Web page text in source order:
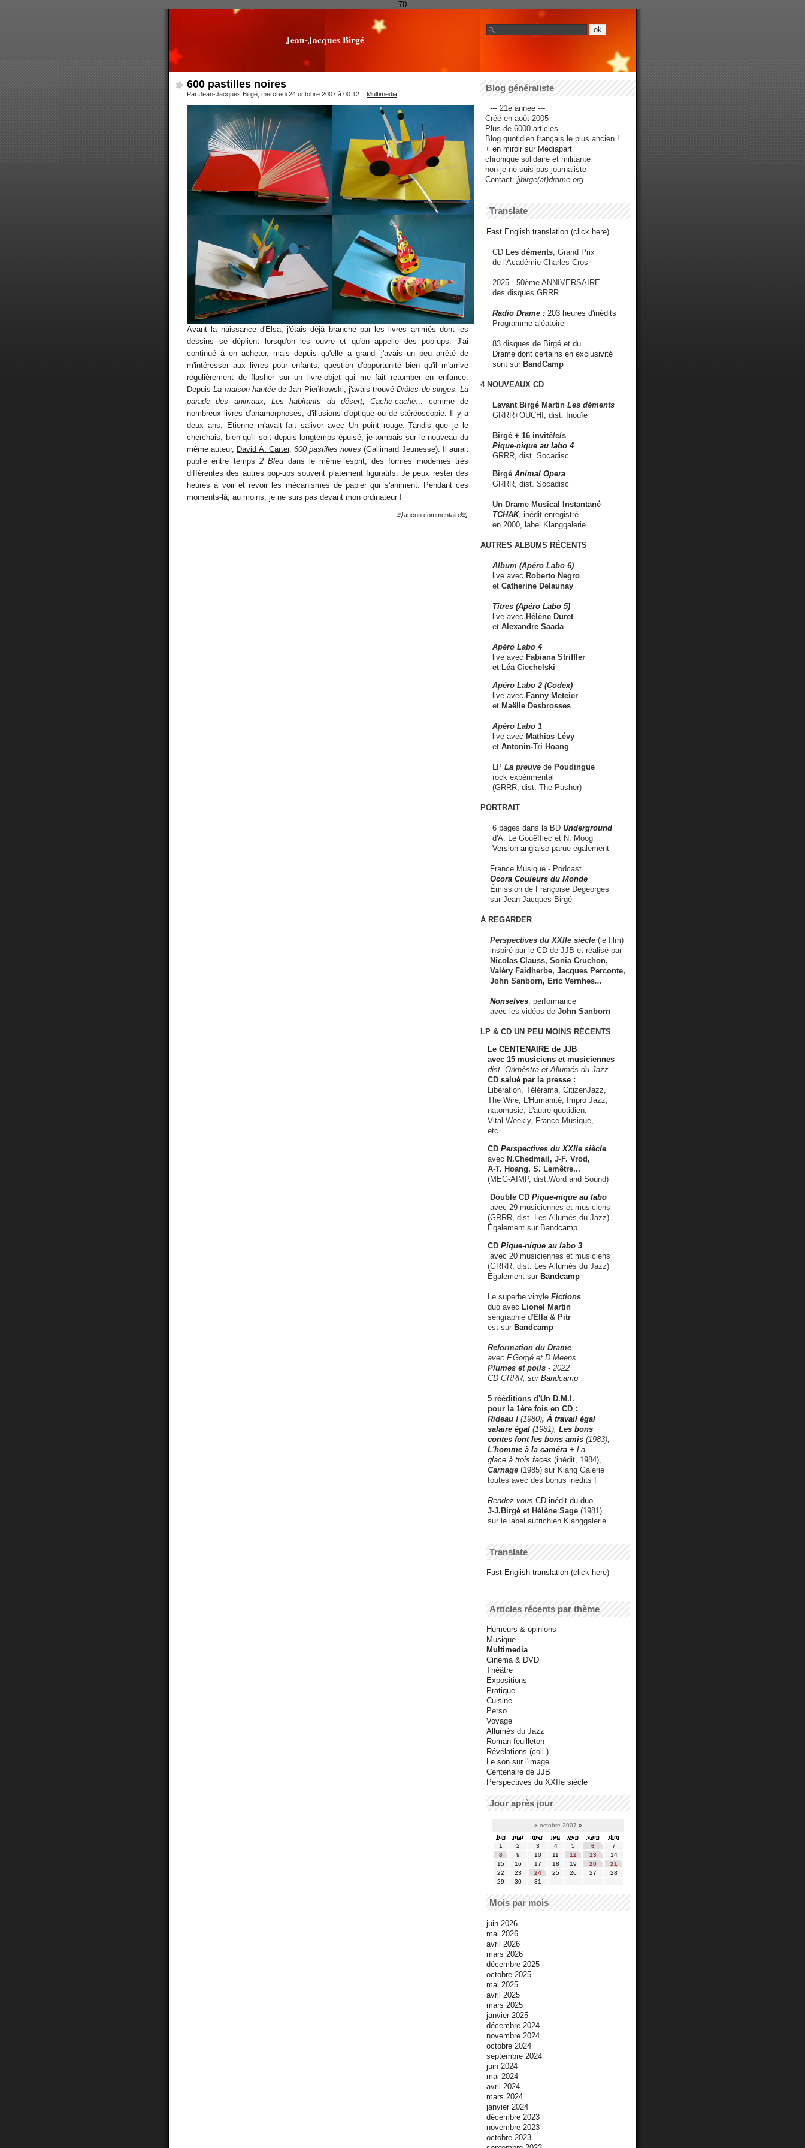
70
Jean-Jacques Birgé
600 pastilles noires
Par Jean-Jacques Birgé, mercredi 24 octobre 2007 à 00:12 :: Multimedia
Avant la naissance d'Elsa, j'étais déjà branché par les livres animés dont les
dessins se déplient lorsqu'on les ouvre et qu'on appelle despop-ups . J'ai
continué à en acheter, mais depuis qu'elle a grandi j'avais un peu arrêté de
m'intéresser aux livres pour enfants, question d'opportunité bien qu'il m'arrive
régulièrement de flasher sur un livre-objet qui me fait retomber en enfance.
DepuisLa maison hantéede Jan Pieńkowski, j'avais trouvéDrôles de singes, La
parade des animaux, Les habitants du désert, Cache-cache ... comme de
nombreux livres d'anamorphoses, d'illusions d'optique ou de stéréoscopie. Il y a
deux ans, Etienne m'avait fait saliver avec Un point rouge. Tandis que je le
cherchais, bien qu'il soit depuis longtemps épuisé, je tombais sur le nouveau du
même auteur, David A. Carter, 600 pastilles noires (Gallimard Jeunesse). Il aurait
publié entre temps 2 Bleu dans le même esprit, des formes modernes très
différentes des autres pop-ups souvent platement figuratifs. Je peux rester des
heures à voir et revoir les mécanismes de papier qui s'animent. Pendant ces
moments-là, au moins, je ne suis pas devant mon ordinateur !
aucun commentaire
Blog généraliste
--- 21e année ---
Créé en août 2005
Plus de 6000 articles
Blog quotidien français le plus ancien !
+ en miroir sur Mediapart
chronique solidaire et militante
non je ne suis pas journaliste
Contact: jjbirge(at)drame.org
Translate
Fast English translation (click here)
CD Les déments , Grand Prix
de l'Académie Charles Cros
2025 - 50ème ANNIVERSAIRE
des disques GRRR
Radio Drame : 203 heures d'inédits
Programme aléatoire
83 disques de Birgé et du
Drame dont certains en exclusivité
sont sur BandCamp
4 NOUVEAUX CD
Lavant Birgé Martin Les déments
GRRR+OUCH!, dist. Inouïe
Birgé + 16 invité/e/s
Pique-nique au labo 4
GRRR, dist. Socadisc
Birgé Animal Opera
GRRR, dist. Socadisc
Un Drame Musical Instantané
TCHAK, inédit enregistré
en 2000, label Klanggalerie
AUTRES ALBUMS RÉCENTS
Album (Apéro Labo 6)
live avec Roberto Negro
et Catherine Delaunay
Titres (Apéro Labo 5)
live avec Hélène Duret
et Alexandre Saada
Apéro Labo 4
live avec Fabiana Striffler
et Léa Ciechelski
Apéro Labo 2 (Codex)
live avec Fanny Meteier
et Maëlle Desbrosses
Apéro Labo 1
live avec Mathias Lévy
et Antonin-Tri Hoang
LP La preuve de Poudingue
rock expérimental
(GRRR, dist. The Pusher)
PORTRAIT
6 pages dans la BD Underground
d'A. Le Gouëfflec et N. Moog
Version anglaise parue également
France Musique - Podcast
Ocora Couleurs du Monde
Émission de Françoise Degeorges
sur Jean-Jacques Birgé
À REGARDER
Perspectives du XXIIe siècle (le film)
inspiré par le CD de JJB et réalisé par
Nicolas Clauss, Sonia Cruchon,
Valéry Faidherbe, Jacques Perconte,
John Sanborn, Eric Vernhes...
Nonselves , performance
avec les vidéos de John Sanborn
LP & CD UN PEU MOINS RÉCENTS
Le CENTENAIRE de JJB
avec 15 musiciens et musiciennes
dist. Orkhêstra et Allumés du Jazz
CD salué par la presse :
Libération, Télérama, CitizenJazz,
The Wire, L'Humanité, Impro Jazz,
natomusic, L'autre quotidien,
Vital Weekly, France Musique,
etc.
CD Perspectives du XXIIe siècle
avec N.Chedmail, J-F. Vrod,
A-T. Hoang, S. Lemêtre...
(MEG-AIMP, dist.Word and Sound)
Double CD Pique-nique au labo
avec 29 musiciennes et musiciens
(GRRR, dist. Les Allumés du Jazz)
Également sur Bandcamp
CD Pique-nique au labo 3
avec 20 musiciennes et musiciens
(GRRR, dist. Les Allumés du Jazz)
Également sur Bandcamp
Le superbe vinyle Fictions
duo avec Lionel Martin
sérigraphie d'Ella & Pitr
est sur Bandcamp
Reformation du Drame
avec F.Gorgé et D.Meens
Plumes et poils - 2022
CD GRRR, sur Bandcamp
5 rééditions d'Un D.M.I.
pour la 1ère fois en CD :
Rideau ! (1980), À travail égal
salaire égal (1981), Les bons
contes font les bons amis (1983),
L'homme à la caméra + La
glace à trois faces (inédit, 1984),
Carnage (1985) sur Klang Galerie
toutes avec des bonus inédits !
Rendez-vous CD inédit du duo
J-J.Birgé et Hélène Sage (1981)
sur le label autrichien Klanggalerie
Translate
Fast English translation (click here)
Articles récents par thème
Humeurs & opinions
Musique
Multimedia
Cinéma & DVD
Théâtre
Expositions
Pratique
Cuisine
Perso
Voyage
Allumés du Jazz
Roman-feuilleton
Révélations (coll.)
Le son sur l'image
Centenaire de JJB
Perspectives du XXIIe siècle
Jour après jour
« octobre 2007 »
lun
mar mer jeu ven sam
dim
1
2 3 4 5 6
7
8
9 10 11 12 13
14
15
16 17 18 19 20
21
22
23 24 25 26 27
28
29
30 31
Mois par mois
juin 2026
mai 2026
avril 2026
mars 2026
décembre 2025
octobre 2025
mai 2025
avril 2025
mars 2025
janvier 2025
décembre 2024
novembre 2024
octobre 2024
septembre 2024
juin 2024
mai 2024
avril 2024
mars 2024
janvier 2024
décembre 2023
novembre 2023
octobre 2023